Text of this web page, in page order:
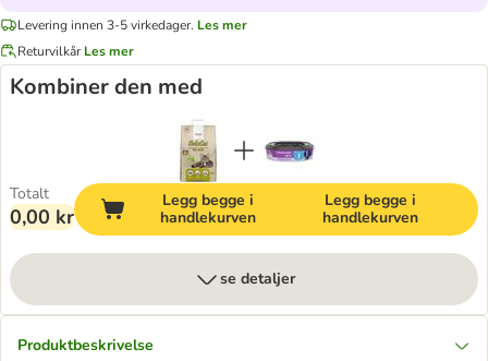
Levering innen 3-5 virkedager. Les mer
Returvilkår Les mer
Kombiner den med
Totalt
0,00 kr
Legg begge i
handlekurven
Legg begge i
handlekurven
se detaljer
Produktbeskrivelse